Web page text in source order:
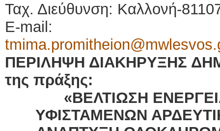
Ταχ. Διεύθυνση: Καλλονή-
E-mail:
ΠΕΡΙΛΗΨΗ ΔΙΑΚΗΡΥΞΗΣ
της πράξης:
«ΒΕΛΤΙΩΣΗ
ΥΦΙΣΤΑΜΕΝΩΝ